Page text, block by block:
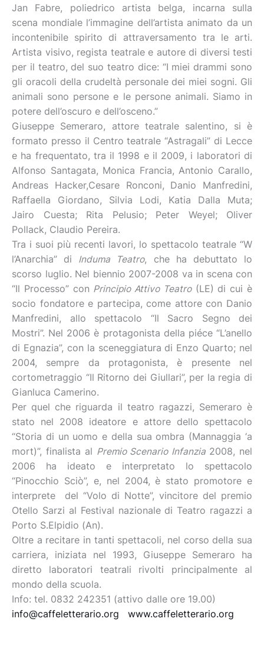
Jan Fabre, poliedrico artista belga, incarna sulla
scena mondiale l’immagine dell’artista animato da un
incontenibile spirito di attraversamento tra le arti.
Artista visivo, regista teatrale e autore di diversi testi
per il teatro, del suo teatro dice: “I miei drammi sono
gli oracoli della crudeltà personale dei miei sogni. Gli
animali sono persone e le persone animali. Siamo in
potere dell’oscuro e dell’osceno.”
Giuseppe Semeraro, attore teatrale salentino, si è
formato presso il Centro teatrale “Astragali” di Lecce
e ha frequentato, tra il 1998 e il 2009, i laboratori di
Alfonso Santagata, Monica Francia, Antonio Carallo,
Andreas Hacker,Cesare Ronconi, Danio Manfredini,
Raffaella Giordano, Silvia Lodi, Katia Dalla Muta;
Jairo Cuesta; Rita Pelusio; Peter Weyel; Oliver
Pollack, Claudio Pereira.
Tra i suoi più recenti lavori, lo spettacolo teatrale “W
l’Anarchia” di Induma Teatro, che ha debuttato lo
scorso luglio. Nel biennio 2007-2008 va in scena con
“Il Processo” con Principio Attivo Teatro(LE) di cui è
socio fondatore e partecipa, come attore con Danio
Manfredini, allo spettacolo “Il Sacro Segno dei
Mostri”. Nel 2006 è protagonista della piéce “L’anello
di Egnazia”, con la sceneggiatura di Enzo Quarto; nel
2004, sempre da protagonista, è presente nel
cortometraggio “Il Ritorno dei Giullari”, per la regia di
Gianluca Camerino.
Per quel che riguarda il teatro ragazzi, Semeraro è
stato nel 2008 ideatore e attore dello spettacolo
“Storia di un uomo e della sua ombra (Mannaggia ‘a
mort)”, finalista al Premio Scenario Infanzia 2008, nel
2006 ha ideato e interpretato lo spettacolo
“Pinocchio Sciò”, e, nel 2004, è stato promotore e
interprete del “Volo di Notte”, vincitore del premio
Otello Sarzi al Festival nazionale di Teatro ragazzi a
Porto S.Elpidio (An).
Oltre a recitare in tanti spettacoli, nel corso della sua
carriera, iniziata nel 1993, Giuseppe Semeraro ha
diretto laboratori teatrali rivolti principalmente al
mondo della scuola.
Info: tel. 0832 242351 (attivo dalle ore 19.00)
info@caffeletterario.org
www.caffeletterario.org